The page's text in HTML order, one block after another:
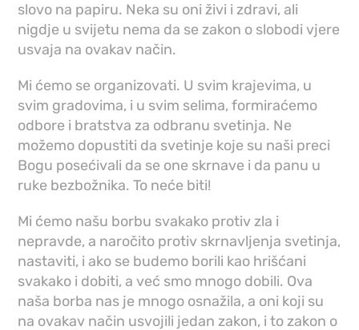
slovo na papiru. Neka su oni živi i zdravi, ali
nigdje u svijetu nema da se zakon o slobodi vjere
usvaja na ovakav način.
Mi ćemo se organizovati. U svim krajevima, u
svim gradovima, i u svim selima, formiraćemo
odbore i bratstva za odbranu svetinja. Ne
možemo dopustiti da svetinje koje su naši preci
Bogu posećivali da se one skrnave i da panu u
ruke bezbožnika. To neće biti!
Mi ćemo našu borbu svakako protiv zla i
nepravde, a naročito protiv skrnavljenja svetinja,
nastaviti, i ako se budemo borili kao hrišćani
svakako i dobiti, a već smo mnogo dobili. Ova
naša borba nas je mnogo osnažila, a oni koji su
na ovakav način usvojili jedan zakon, i to zakon o